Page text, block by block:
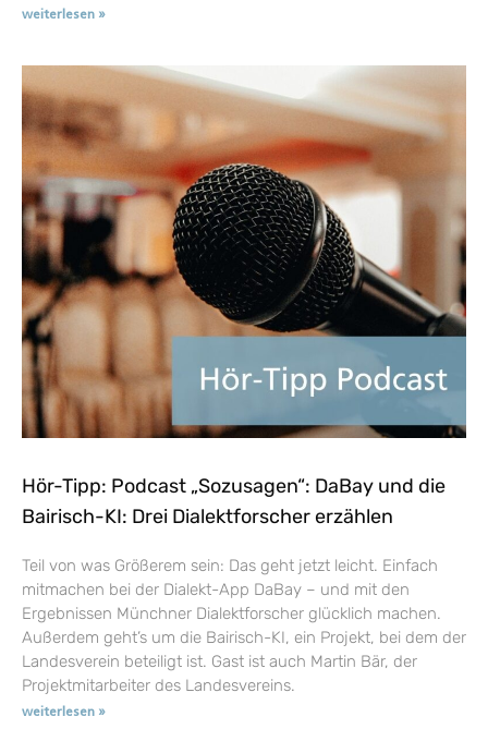
weiterlesen »
Hör-Tipp: Podcast „Sozusagen“: DaBay und die
Bairisch-KI: Drei Dialektforscher erzählen
Teil von was Größerem sein: Das geht jetzt leicht. Einfach
mitmachen bei der Dialekt-App DaBay – und mit den
Ergebnissen Münchner Dialektforscher glücklich machen.
Außerdem geht’s um die Bairisch-KI, ein Projekt, bei dem der
Landesverein beteiligt ist. Gast ist auch Martin Bär, der
Projektmitarbeiter des Landesvereins.
weiterlesen »